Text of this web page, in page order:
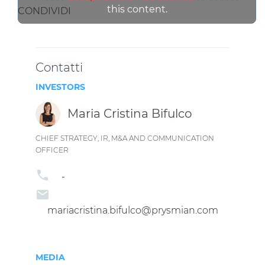
CONDIVIDI
this content.
Contatti
INVESTORS
Maria Cristina Bifulco
CHIEF STRATEGY, IR, M&A AND COMMUNICATION
OFFICER
phone -
email
mariacristina.bifulco@prysmian.com
MEDIA